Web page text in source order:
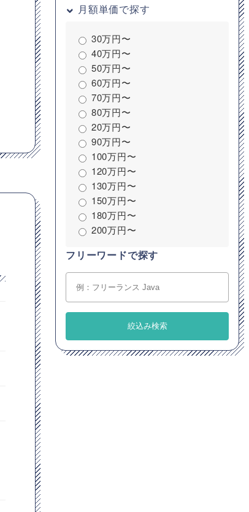
月額単価で探す
30万円〜
40万円〜
50万円〜
60万円〜
70万円〜
80万円〜
20万円〜
90万円〜
100万円〜
120万円〜
130万円〜
150万円〜
180万円〜
200万円〜
フリーワードで探す